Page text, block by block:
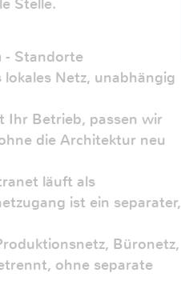
Stelle.
- Standorte
Netz, unabhängig
Ihr Betrieb, passen wir
die Architektur neu
läuft als
ist ein separater,
Büronetz,
ohne separate